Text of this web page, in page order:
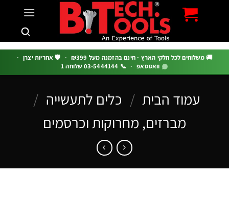
לכל חלקי הארץ · חינם בהזמנה מעל ₪399 · 🛡️ אחריות יצרן ·
וואטסאפ · 📞 03-5444144 שלוחה 1
עמוד הבית / כלים לתעשייה /
מברזים, מחרוקות וכרסמים